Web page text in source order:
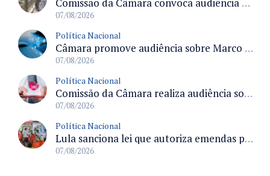
Comissão da Câmara convoca audiência para discutir misoginia nas escolas e universidades após divulgação de listas misóginas
07/08/2026
Política Nacional
Câmara promove audiência sobre Marco de Fomento à Economia Digital e impactos da inteligência artificial
07/08/2026
Política Nacional
Comissão da Câmara realiza audiência sobre apostas online para medir o tamanho do mercado ilegal
07/08/2026
Política Nacional
Lula sanciona lei que autoriza emendas parlamentares para atendimento pré-hospitalar pelos bombeiros
07/08/2026